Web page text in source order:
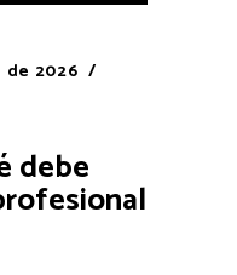
de 2026
debe